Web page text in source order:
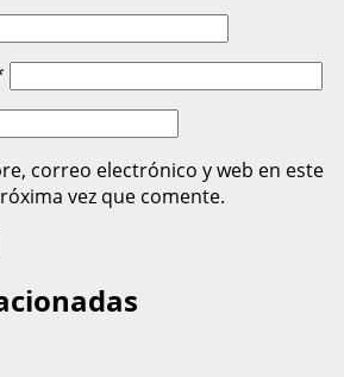
correo electrónico y web en este
vez que comente.